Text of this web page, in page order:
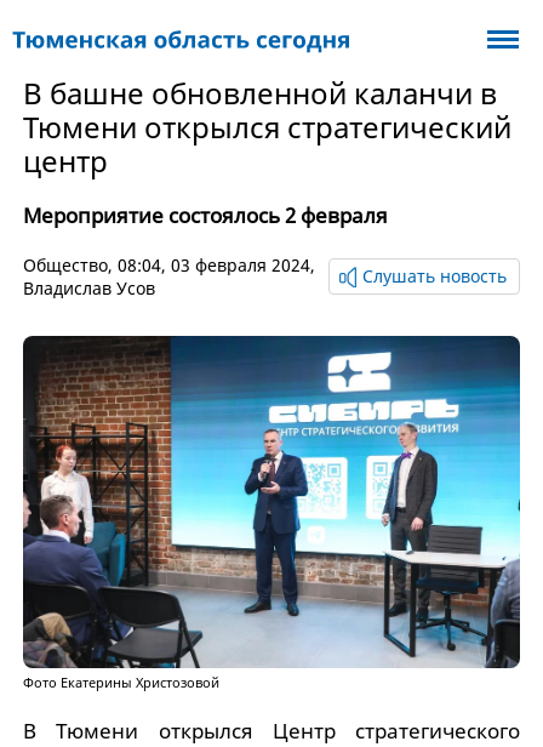
В башне обновленной каланчи в
Тюмени открылся стратегический
центр
Мероприятие состоялось 2 февраля
Общество, 08:04, 03 февраля 2024,
Владислав Усов
Слушать новость
Фото Екатерины Христозовой
В Тюмени открылся Центр стратегического